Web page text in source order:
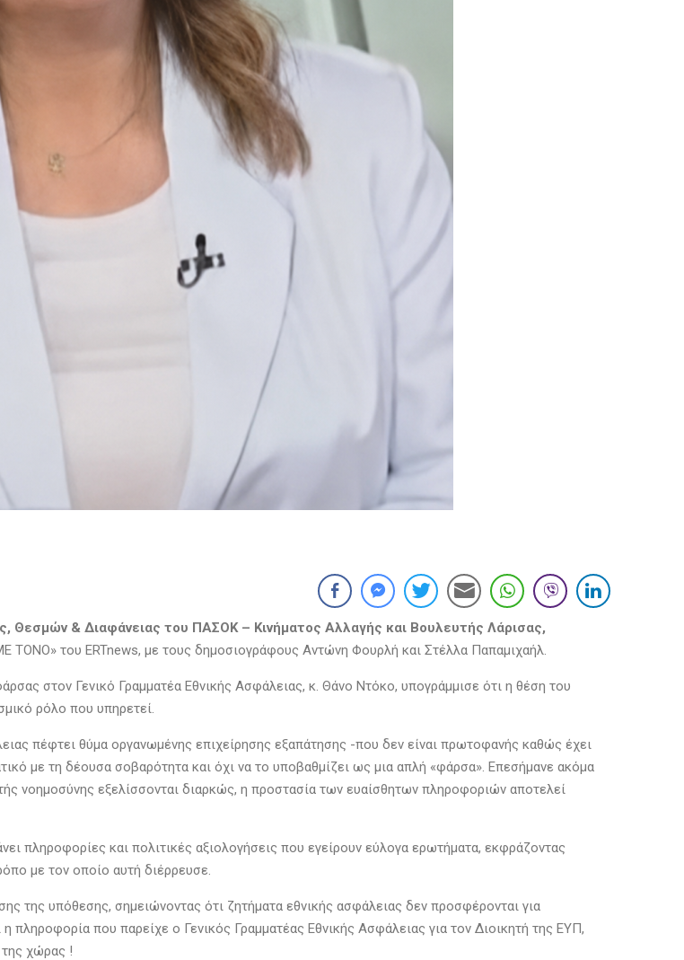
Θεσμών & Διαφάνειας του ΠΑΣΟΚ – Κινήματος Αλλαγής και Βουλευτής Λάρισας,
ΤΟΝΟ» του ERTnews, με τους δημοσιογράφους Αντώνη Φουρλή και Στέλλα Παπαμιχαήλ.
στον Γενικό Γραμματέα Εθνικής Ασφάλειας, κ. Θάνο Ντόκο, υπογράμμισε ότι η θέση του
ρόλο που υπηρετεί.
πέφτει θύμα οργανωμένης επιχείρησης εξαπάτησης -που δεν είναι πρωτοφανής καθώς έχει
με τη δέουσα σοβαρότητα και όχι να το υποβαθμίζει ως μια απλή «φάρσα». Επεσήμανε ακόμα
νοημοσύνης εξελίσσονται διαρκώς, η προστασία των ευαίσθητων πληροφοριών αποτελεί
πληροφορίες και πολιτικές αξιολογήσεις που εγείρουν εύλογα ερωτήματα, εκφράζοντας
με τον οποίο αυτή διέρρευσε.
της υπόθεσης, σημειώνοντας ότι ζητήματα εθνικής ασφάλειας δεν προσφέρονται για
πληροφορία που παρείχε ο Γενικός Γραμματέας Εθνικής Ασφάλειας για τον Διοικητή της ΕΥΠ,
χώρας !